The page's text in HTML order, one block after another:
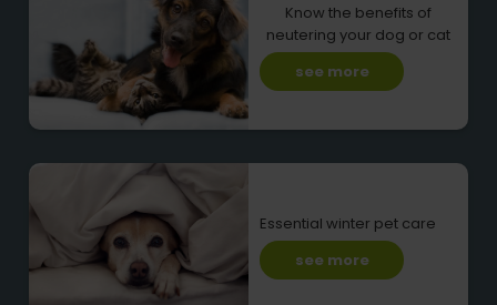
Know the benefits of
neutering your dog or cat
see more
Essential winter pet care
see more